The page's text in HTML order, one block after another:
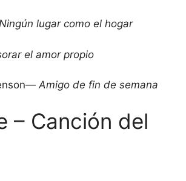
lugar como el hogar
el amor propio
Amigo de fin de semana
– Canción del